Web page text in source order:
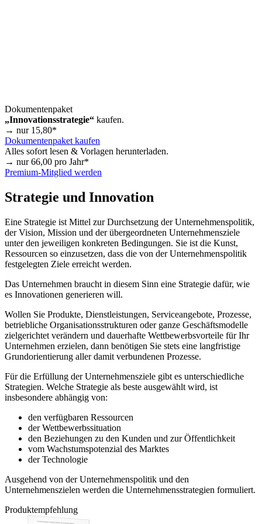
Dokumentenpaket
„Innovationsstrategie“ kaufen.
→ nur 15,80*
Dokumentenpaket kaufen
Alles sofort lesen & Vorlagen herunterladen.
→ nur66,00 pro Jahr*
Premium-Mitglied werden
Strategie und Innovation
Eine Strategie ist Mittel zur Durchsetzung der Unternehmenspolitik,
der Vision, Mission und der übergeordneten Unternehmensziele
unter den jeweiligen konkreten Bedingungen. Sie ist die Kunst,
Ressourcen so einzusetzen, dass die von der Unternehmenspolitik
festgelegten Ziele erreicht werden.
Das Unternehmen braucht in diesem Sinn eine Strategie dafür, wie
es Innovationen generieren will.
Wollen Sie Produkte, Dienstleistungen, Serviceangebote, Prozesse,
betriebliche Organisationsstrukturen oder ganze Geschäftsmodelle
zielgerichtet verändern und dauerhafte Wettbewerbsvorteile für Ihr
Unternehmen erzielen, dann benötigen Sie stets eine langfristige
Grundorientierung aller damit verbundenen Prozesse.
Für die Erfüllung der Unternehmensziele gibt es unterschiedliche
Strategien. Welche Strategie als beste ausgewählt wird, ist
insbesondere abhängig von:
den verfügbaren Ressourcen
der Wettbewerbssituation
den Beziehungen zu den Kunden und zur Öffentlichkeit
vom Wachstumspotenzial des Marktes
der Technologie
Ausgehend von der Unternehmenspolitik und den
Unternehmenszielen werden die Unternehmensstrategien formuliert.
Produktempfehlung